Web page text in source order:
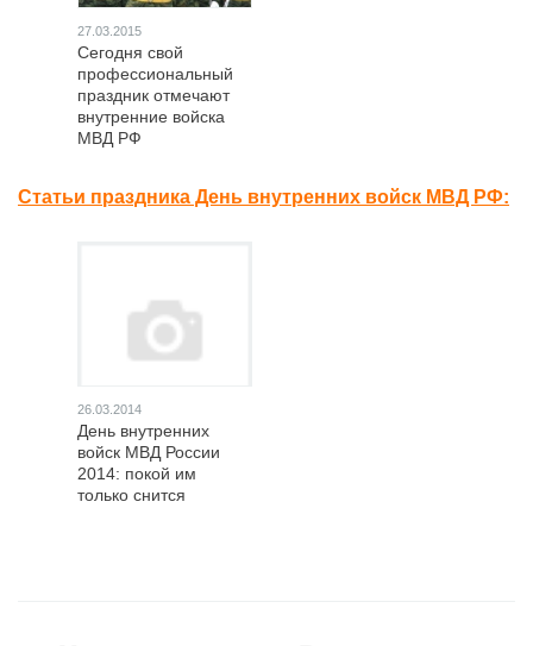
27.03.2015
Сегодня свой
профессиональный
праздник отмечают
внутренние войска
МВД РФ
Статьи праздника День внутренних войск МВД РФ:
26.03.2014
День внутренних
войск МВД России
2014: покой им
только снится